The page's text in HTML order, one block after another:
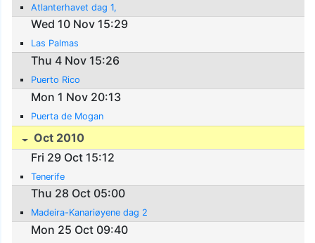
Atlanterhavet dag 1,
Wed 10 Nov 15:29
Las Palmas
Thu 4 Nov 15:26
Puerto Rico
Mon 1 Nov 20:13
Puerta de Mogan
Oct 2010
Fri 29 Oct 15:12
Tenerife
Thu 28 Oct 05:00
Madeira-Kanariøyene dag 2
Mon 25 Oct 09:40